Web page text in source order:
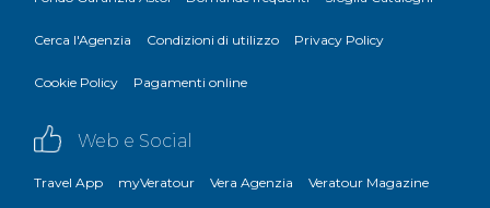
Cerca l'Agenzia Condizioni di utilizzo Privacy Policy
Cookie Policy Pagamenti online
Web e Social
Travel App myVeratour Vera Agenzia Veratour Magazine